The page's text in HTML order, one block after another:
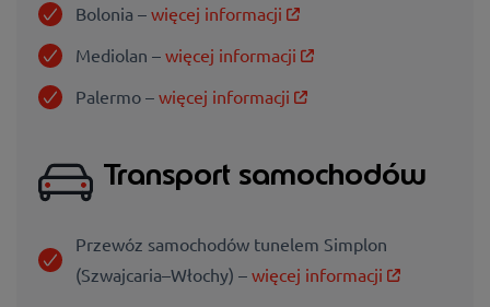
Bolonia – więcej informacji
Mediolan – więcej informacji
Palermo – więcej informacji
Transport samochodów
Przewóz samochodów tunelem Simplon
(Szwajcaria–Włochy) – więcej informacji